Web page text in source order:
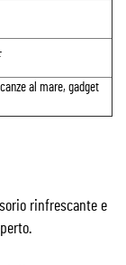
al mare, gadget
rinfrescante e